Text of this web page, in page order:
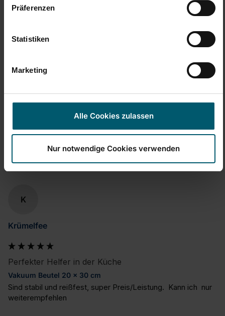
Präferenzen
Statistiken
Marketing
Alle Cookies zulassen
Nur notwendige Cookies verwenden
5.00
Chercher:
K
Krümelfee
Perfekter Helfer in der Küche
Vakuum Beutel 20 x 30 cm
Sind stabil und reißfest, super Preis/Leistung.  Kann ich  nur
weiterempfehlen
New content loaded